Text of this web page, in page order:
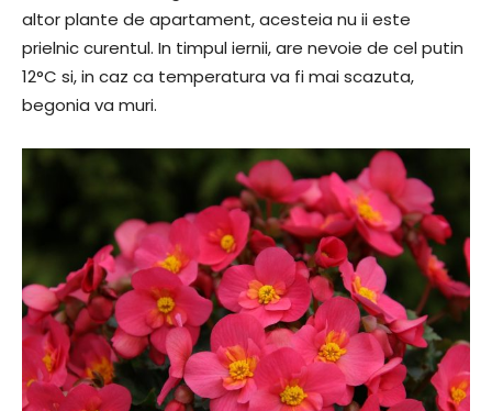
altor plante de apartament, acesteia nu ii este
prielnic curentul. In timpul iernii, are nevoie de cel putin
12°C si, in caz ca temperatura va fi mai scazuta,
begonia va muri.